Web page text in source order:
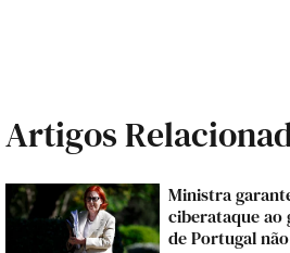
Artigos
Ministra
ciberataque ao
de Portugal